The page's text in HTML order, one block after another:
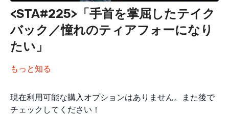
<STA#225>「手首を掌屈したテイク
バック／憧れのティアフォーになり
たい」
もっと知る
現在利用可能な購入オプションはありません。また後で
チェックしてください！